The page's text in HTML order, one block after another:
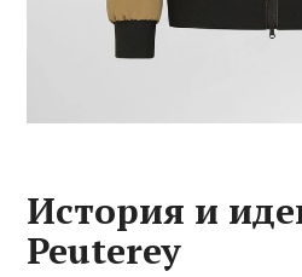
История и
Peuterey